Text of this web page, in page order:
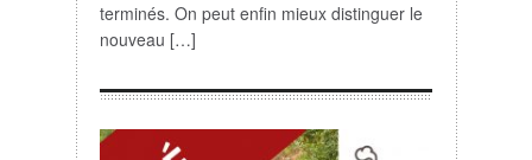
terminés. On peut enfin mieux distinguer le
nouveau […]